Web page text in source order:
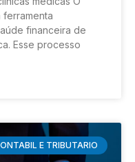
ferramenta
financeira de
Esse processo
E TRIBUTARIO